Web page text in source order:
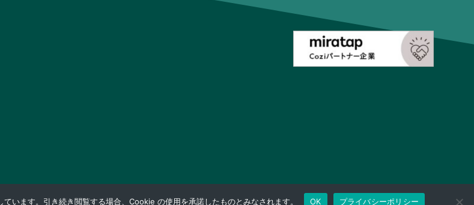
います。引き続き閲覧する場合、Cookie の使用を承諾したものとみなされます。 OK プライバシーポリシー